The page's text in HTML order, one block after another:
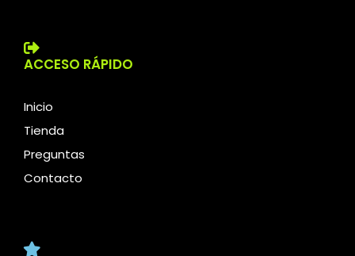
ACCESO RÁPIDO
Inicio
Tienda
Preguntas
Contacto